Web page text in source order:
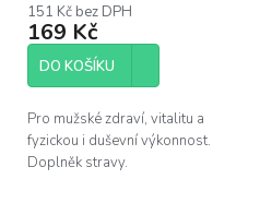
151 Kč bez DPH
169 Kč
DO KOŠÍKU
Pro mužské zdraví, vitalitu a
fyzickou i duševní výkonnost.
Doplněk stravy.